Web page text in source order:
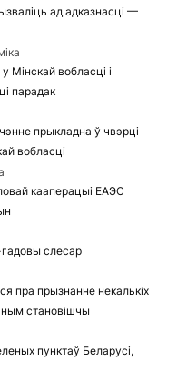
ад адказнасці —
Мінскай вобласці і
парадак
прыкладна ў чвэрці
вобласці
кааперацыі ЕАЭС
гадовы слесар
пра прызнанне некалькіх
становішчы
пунктаў Беларусі,